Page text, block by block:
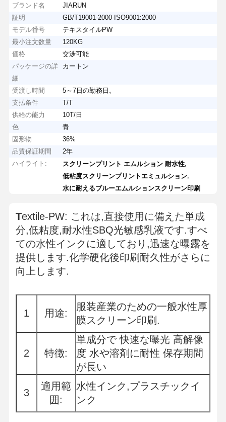
ブランド名
JIARUN
証明
GB/T19001-2000-ISO9001:2000
モデル番号
テキスタイルPW
最小注文数量
120KG
価格
交渉可能
パッケージの詳
細
カートン
受渡し時間
5～7日の勤務日。
支払条件
T/T
供給の能力
10T/日
色
青
固形物
36%
品質保証期間
2年
ハイライト:
スクリーンプリント エムルション 耐水性
低粘度スクリーンプリントエミュルション
水に耐えるブルーエムルションスクリーン印刷
Textile-PW: これは,直接使用に備えた単成
分,低粘度,耐水性SBQ光敏感乳液です.すべ
ての水性インクに適しており,迅速な曝露を
提供します.化学硬化後印刷耐久性がさらに
向上します.
1 用途:
服装産業のための一般水性厚
膜スクリーン印刷.
2 特徴:
単成分で 快速な曝光 高解像
度 水や溶剤に耐性 保存期間
が長い
3
適用範
囲:
水性インク,プラスチックイ
ンク